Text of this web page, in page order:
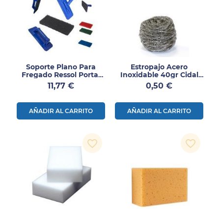
Soporte Plano Para
Fregado Ressol Porta-
Tampón 1ud
Precio
11,77 €
AÑADIR AL CARRITO
Estropajo Acero
Inoxidable 40gr Cidal
1ud
Precio
0,50 €
AÑADIR AL CARRITO
favorite_border favorite_border